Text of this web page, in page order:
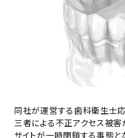
同社が運営する歯科衛生士応
三者による不正アクセス被害
サイトが一時閉鎖する事態と